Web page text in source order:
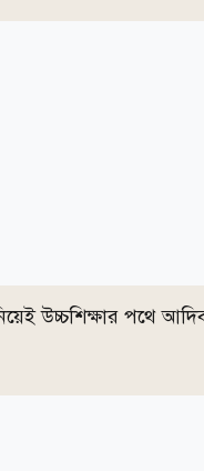
উচ্চশিক্ষার পথে